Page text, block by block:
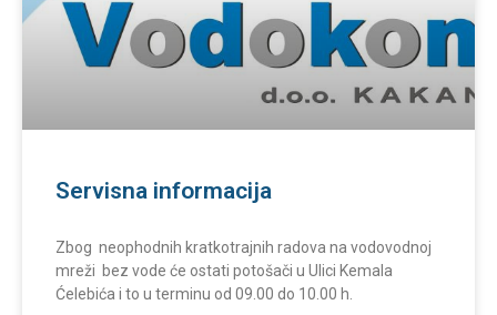
Servisna informacija
Zbog neophodnih kratkotrajnih radova na vodovodnoj
mreži bez vode će ostati potošači u Ulici Kemala
Ćelebića i to u terminu od 09.00 do 10.00 h.